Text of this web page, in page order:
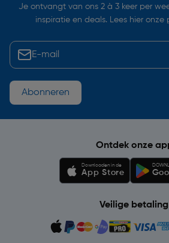
Je ontvangt van ons 2 à 3 keer per
inspiratie en deals. Lees hier onze
Abonneren
Ontdek onze
Downloaden in de
App Store
Veilige betaling